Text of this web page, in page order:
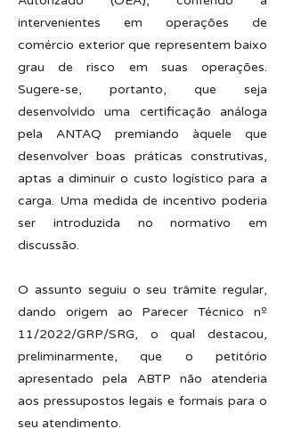
intervenientes em operações de
comércio exterior que representem baixo
grau de risco em suas operações.
Sugere-se, portanto, que seja
desenvolvido uma certificação análoga
pela ANTAQ premiando àquele que
desenvolver boas práticas construtivas,
aptas a diminuir o custo logístico para a
carga. Uma medida de incentivo poderia
ser introduzida no normativo em
discussão.
O assunto seguiu o seu trâmite regular,
dando origem ao Parecer Técnico nº
11/2022/GRP/SRG, o qual destacou,
preliminarmente, que o petitório
apresentado pela ABTP não atenderia
aos pressupostos legais e formais para o
seu atendimento.